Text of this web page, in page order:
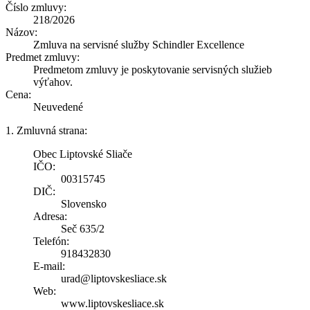
Číslo zmluvy:
218/2026
Názov:
Zmluva na servisné služby Schindler Excellence
Predmet zmluvy:
Predmetom zmluvy je poskytovanie servisných služieb
výťahov.
Cena:
Neuvedené
1. Zmluvná strana:
Obec Liptovské Sliače
IČO:
00315745
DIČ:
Slovensko
Adresa:
Seč 635/2
Telefón:
918432830
E-mail:
urad@liptovskesliace.sk
Web:
www.liptovskesliace.sk